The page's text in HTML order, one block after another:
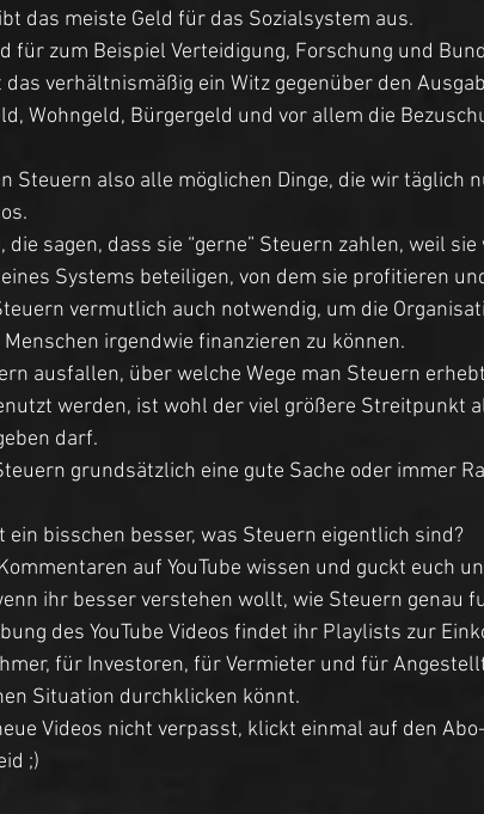
das meiste Geld für das Sozialsystem aus.
für zum Beispiel Verteidigung, Forschung und
verhältnismäßig ein Witz gegenüber den
Wohngeld, Bürgergeld und vor allem die
Steuern also alle möglichen Dinge, die wir täglich
die sagen, dass sie “gerne” Steuern zahlen, weil
Systems beteiligen, von dem sie profitieren
vermutlich auch notwendig, um die
irgendwie finanzieren zu können.
ausfallen, über welche Wege man Steuern
werden, ist wohl der viel größere Streitpunkt
darf.
grundsätzlich eine gute Sache oder immer
ein bisschen besser, was Steuern eigentlich sind?
auf YouTube wissen und guckt euch
ihr besser verstehen wollt, wie Steuern genau
des YouTube Videos findet ihr Playlists zur
für Investoren, für Vermieter und für
Situation durchklicken könnt.
Videos nicht verpasst, klickt einmal auf den
;)